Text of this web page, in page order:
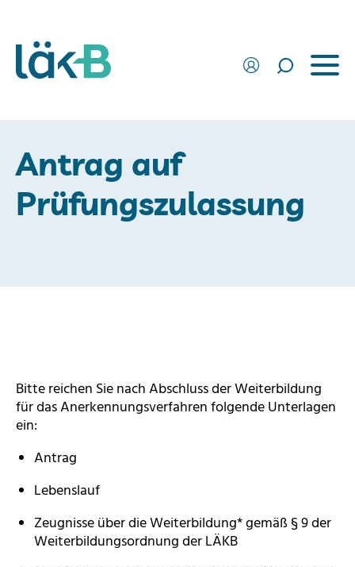
Antrag auf
Prüfungszulassung
Bitte reichen Sie nach Abschluss der Weiterbildung
für das Anerkennungsverfahren folgende Unterlagen
ein:
Antrag
Lebenslauf
Zeugnisse über die Weiterbildung* gemäß § 9 der
Weiterbildungsordnung der LÄKB